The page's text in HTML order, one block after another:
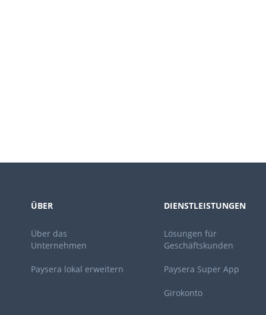
ÜBER
Über das
Unternehmen
Paysera lokal erweitern
DIENSTLEISTUNGEN
Lösungen für
Geschäftskunden
Paysera Super App
Girokonto